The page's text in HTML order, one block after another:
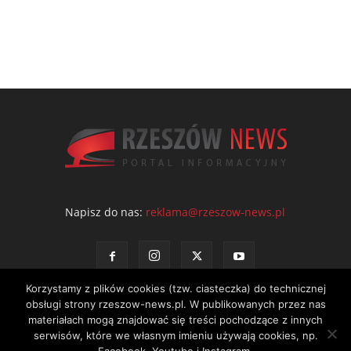
Napisz do nas: reklama@rzeszow-news.pl
Kontakt Polityka prywatności Regulamin portalu
Korzystamy z plików cookies (tzw. ciasteczka) do technicznej
obsługi strony rzeszow-news.pl. W publikowanych przez nas
materiałach mogą znajdować się treści pochodzące z innych
serwisów, które we własnym imieniu używają cookies, np.